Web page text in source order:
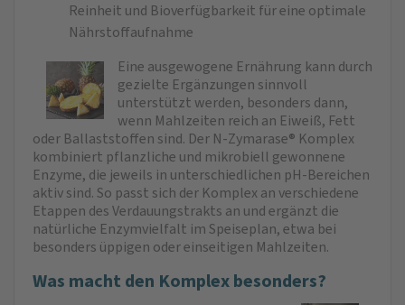
Reinheit und Bioverfügbarkeit für eine optimale
Nährstoffaufnahme
Eine ausgewogene Ernährung kann durch
gezielte Ergänzungen sinnvoll
unterstützt werden, besonders dann,
wenn Mahlzeiten reich an Eiweiß, Fett
oder Ballaststoffen sind. Der N-Zymarase® Komplex
kombiniert pflanzliche und mikrobiell gewonnene
Enzyme, die jeweils in unterschiedlichen pH-Bereichen
aktiv sind. So passt sich der Komplex an verschiedene
Etappen des Verdauungstrakts an und ergänzt die
natürliche Enzymvielfalt im Speiseplan, etwa bei
besonders üppigen oder einseitigen Mahlzeiten.
Was macht den Komplex besonders?